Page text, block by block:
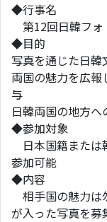
◆行事名
第12回日韓フォ
◆目的
写真を通じた日
両国の魅力を広
与
日韓両国の地方
◆参加対象
日本国籍または
参加可能
◆内容
相手国の魅力は
が入った写真を募